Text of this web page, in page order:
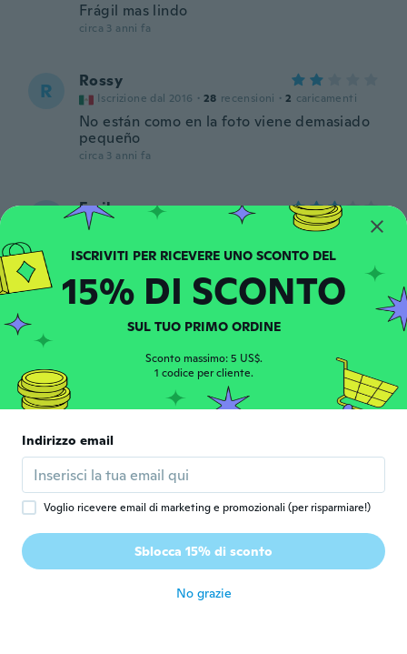
Frágil mas lindo
circa 3 anni fa
R Rossy
Iscrizione dal 2016 · 28 recensioni · 2 caricamenti
No están como en la foto viene demasiado
pequeño
circa 3 anni fa
Emily
recensioni 14 caricamenti
Very tiny vase
C carmela
circa 3 anni fa
Daniel
Total süße Vase! Perfekt als kleines
Geschenk geeignet.
circa 3 anni fa
Denise
Iscrizione dal 2019 · 83 recensioni
15% DI SCONTO
SUL TUO PRIMO ORDINE
Sconto massimo: 5 US$.
1 codice per cliente.
Indirizzo email
Voglio ricevere email di marketing e promozionali (per risparmiare!)
Sblocca 15% di sconto
No grazie